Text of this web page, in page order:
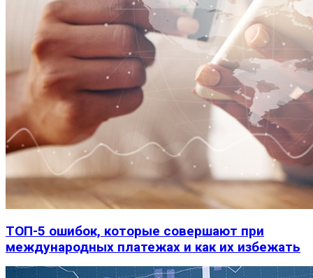
ТОП-5 ошибок, которые совершают при
международных платежах и как их избежать